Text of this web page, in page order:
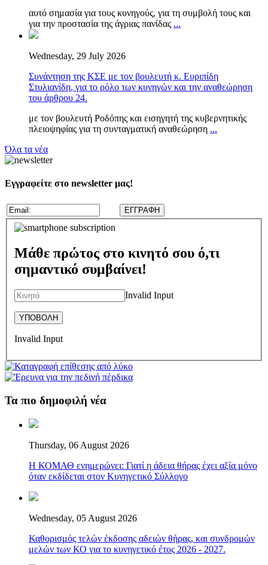
αυτό σημασία για τους κυνηγούς, για τη συμβολή τους και
για την προστασία της άγριας πανίδας ...
Wednesday, 29 July 2026
Συνάντηση της ΚΣΕ με τον βουλευτή κ. Ευριπίδη
Στυλιανίδη, για το ρόλο των κυνηγών και την αναθεώρηση
του άρθρου 24.
με τον βουλευτή Ροδόπης και εισηγητή της κυβερνητικής
πλειοψηφίας για τη συνταγματική αναθεώρηση ...
Όλα τα νέα
Εγγραφείτε στο newsletter μας!
Μάθε πρώτος στο κινητό σου ό,τι
σημαντικό συμβαίνει!
Invalid Input
Invalid Input
Τα πιο δημοφιλή νέα
Thursday, 06 August 2026
Η ΚΟΜΑΘ ενημερώνει: Γιατί η άδεια θήρας έχει αξία μόνο
όταν εκδίδεται στον Κυνηγετικό Σύλλογο
Wednesday, 05 August 2026
Καθορισμός τελών έκδοσης αδειών θήρας, και συνδρομών
μελών των ΚΟ για το κυνηγετικό έτος 2026 - 2027.